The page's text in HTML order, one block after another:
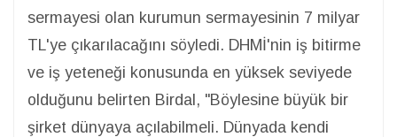
sermayesi olan kurumun sermayesinin 7 milyar
TL'ye çıkarılacağını söyledi. DHMİ'nin iş bitirme
ve iş yeteneği konusunda en yüksek seviyede
olduğunu belirten Birdal, "Böylesine büyük bir
şirket dünyaya açılabilmeli. Dünyada kendi